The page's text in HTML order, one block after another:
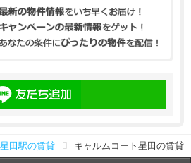
星田駅の賃貸 キャルムコート星田の賃貸